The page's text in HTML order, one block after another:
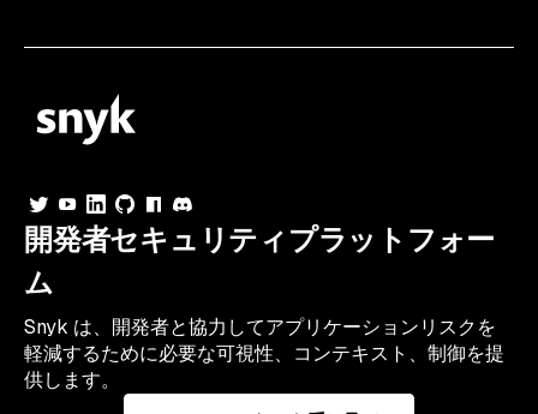
開発者セキュリティプラットフォー
ム
Snyk は、開発者と協力してアプリケーションリスクを
軽減するために必要な可視性、コンテキスト、制御を提
供します。